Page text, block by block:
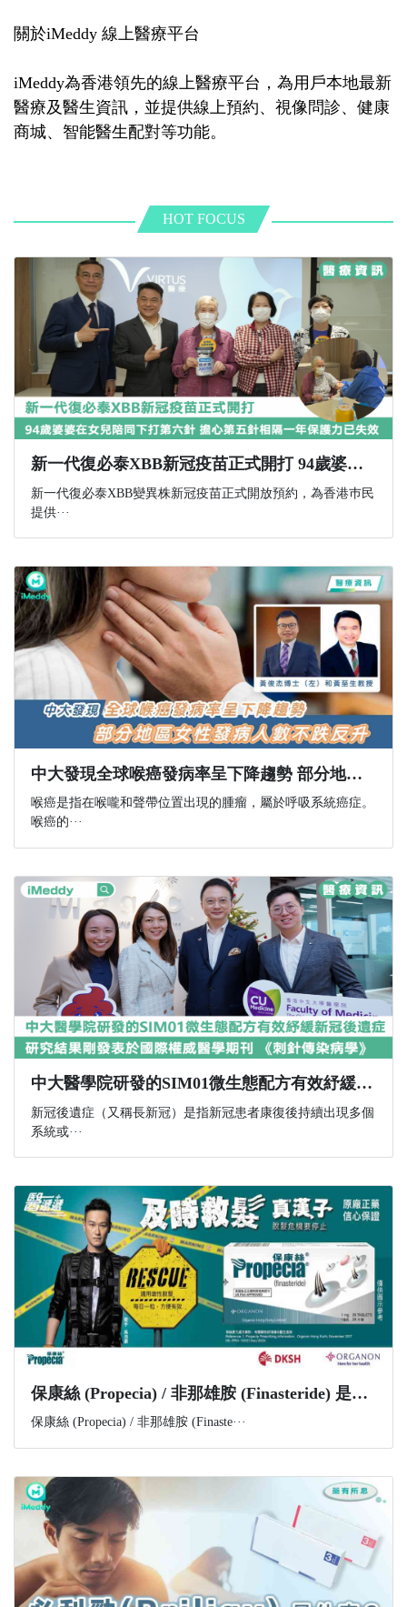
關於iMeddy 線上醫療平台
iMeddy為香港領先的線上醫療平台，為用戶本地最新
醫療及醫生資訊，並提供線上預約、視像問診、健康
商城、智能醫生配對等功能。
HOT FOCUS
新一代復必泰XBB新冠疫苗正式開打 94歲婆婆在女兒陪同下打第六針 擔心第五針相隔一年保護力已失效
新一代復必泰XBB變異株新冠疫苗正式開放預約，為香港巿民
提供···
中大發現全球喉癌發病率呈下降趨勢 部分地區女性發病人數不跌反升
喉癌是指在喉嚨和聲帶位置出現的腫瘤，屬於呼吸系統癌症。
喉癌的···
中大醫學院研發的SIM01微生態配方有效紓緩新冠後遺症 研究結果剛發表於國際權威醫學期刊 《刺針傳染病學》
新冠後遺症（又稱長新冠）是指新冠患者康復後持續出現多個
系統或···
​保康絲 (Propecia) / 非那雄胺 (Finasteride) 是什麼？功效、副作用與購買資訊一文講解
保康絲 (Propecia) / 非那雄胺 (Finaste···